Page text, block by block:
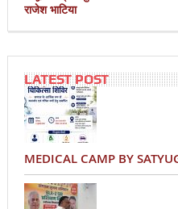
राजेश भाटिया
LATEST POST
MEDICAL CAMP BY